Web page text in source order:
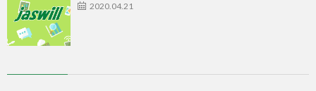
2020.04.21